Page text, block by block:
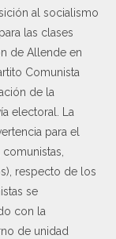
al socialismo
las clases
de Allende en
Comunista
de la
electoral. La
para el
respecto de los
se
con la
de unidad